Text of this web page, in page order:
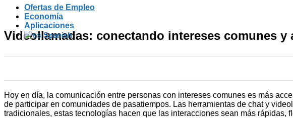
Ofertas de Empleo
Economía
Aplicaciones
Spanish
▼
Videollamadas: conectando intereses comunes
Hoy en día, la comunicación entre personas con intereses comunes es más
de participar en comunidades de pasatiempos. Las herramientas de chat y
tradicionales, estas tecnologías hacen que las interacciones sean más